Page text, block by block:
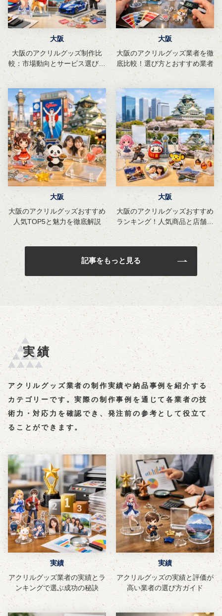
大阪
大阪のアクリルグッズ制作比
較：市場動向とサービス選びの
大阪
大阪のアクリルグッズ業者を徹
底比較！選び方とおすすめ業者
大阪
大阪のアクリルグッズおすすめ
人気TOP5と魅力を徹底解説
大阪
大阪のアクリルグッズおすすめ
ランキング！人気商品と店舗ガ
記事をもっと見る
実績
アクリルグッズ業者の制作実績や納品事例を紹介する
カテゴリーです。実際の制作事例を通じて各業者の技
術力・対応力を確認でき、発注前の参考として役立て
ることができます。
実績
アクリルグッズ業者の実績とラ
ンキングで選ぶ成功の秘訣
実績
アクリルグッズの実績と評価が
高い業者の選び方ガイド